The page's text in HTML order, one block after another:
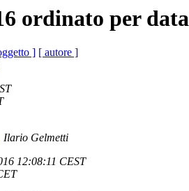
ordinato per data
] [ autore ]
Ilario Gelmetti
12:08:11 CEST